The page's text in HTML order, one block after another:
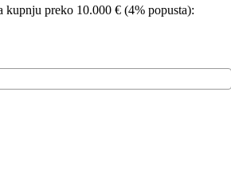
kupnju preko 10.000 € (4% popusta):